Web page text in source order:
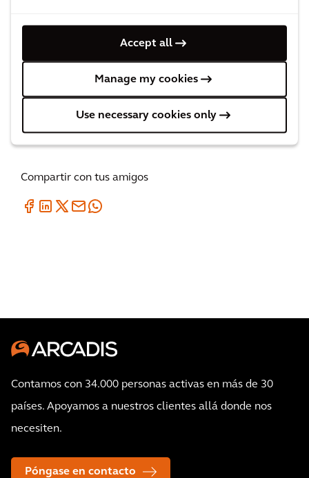
Accept all
Manage my cookies
Use necessary cookies only
más productos digitales.
Más información sobre Arcadis Gen en su
página web.
Compartir con tus amigos
Contamos con 34.000 personas activas en más de 30
países. Apoyamos a nuestros clientes allá donde nos
necesiten.
Póngase en contacto